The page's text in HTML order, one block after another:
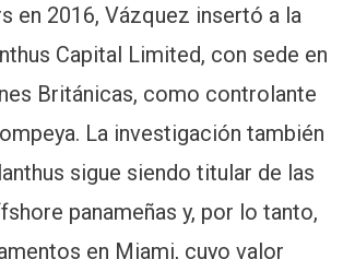
en 2016, Vázquez insertó a la
Capital Limited, con sede en
Británicas, como controlante
La investigación también
sigue siendo titular de las
panameñas y, por lo tanto,
en Miami, cuyo valor